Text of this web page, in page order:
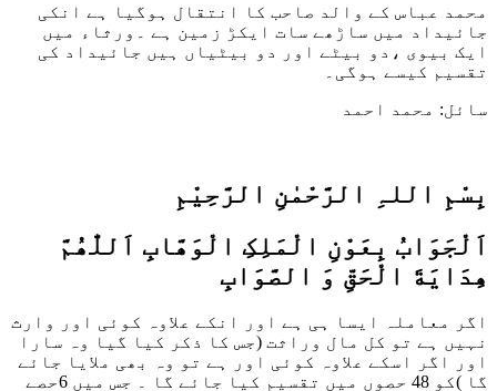
عباس کے والد صاحب کا انتقال ہوگیا ہے انکی
میں ساڑھے سات ایکڑ زمین ہے ۔ورثاء میں
بیوی ،دو بیٹے اور دو بیٹیاں ہیں جائیداد کی
کیسے ہوگی۔
محمد احمد
اللہِ الرَّحْمٰنِ الرَّحِيْمِ
بِعَوْنِ الْمَلِکِ الْوَھَّابِ اَللّٰھُمَّ
الْحَقِّ وَ الصَّوَابِ
معاملہ ایسا ہی ہے اور انکے علاوہ کوئی اور وارث
ہے تو کل مال وراثت (جس کا ذکر کیا گیا وہ سارا
اگر اسکے علاوہ کوئی اور ہے تو وہ بھی ملایا جائے
گا )کو 48 حصوں میں تقسیم کیا جائے گا ۔ جس میں 6حصے